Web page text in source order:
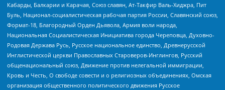
Кабарды, Балкарии и Карачая, Союз славян, Ат-Такфир Валь-Хиджра, Пит
Буль, Национал-социалистическая рабочая партия России, Славянский союз,
Формат-18, Благородный Орден Дьявола, Армия воли народа,
Национальная Социалистическая Инициатива города Череповца, Духовно-
Родовая Держава Русь, Русское национальное единство, Древнерусской
Инглистической церкви Православных Староверов-Инглингов, Русский
общенациональный союз, Движение против нелегальной иммиграции,
Кровь и Честь, О свободе совести и о религиозных объединениях, Омская
организация общественного политического движения Русское